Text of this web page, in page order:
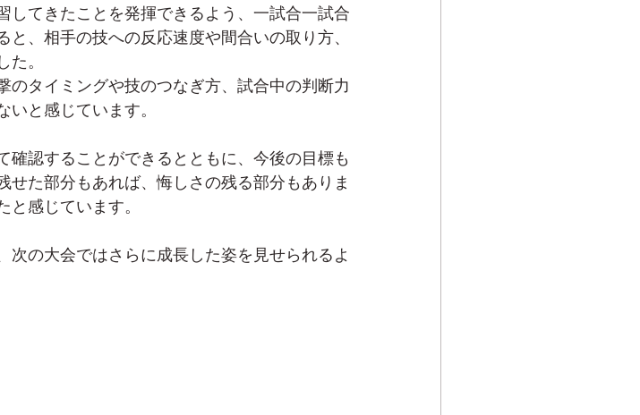
てきたことを発揮できるよう、一試合一試合
、相手の技への反応速度や間合いの取り方、
。
のタイミングや技のつなぎ方、試合中の判断力
と感じています。
認することができるとともに、今後の目標も
た部分もあれば、悔しさの残る部分もありま
感じています。
の大会ではさらに成長した姿を見せられるよ